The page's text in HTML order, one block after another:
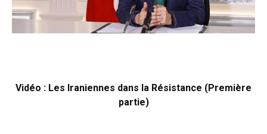
Vidéo : Les Iraniennes dans la Résistance (Première
partie)